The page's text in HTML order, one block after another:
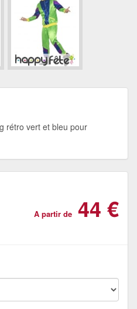
rétro vert et bleu pour
A partir de 44 €